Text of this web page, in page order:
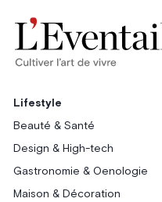
Lifestyle
Beauté & Santé
Design & High-tech
Gastronomie & Oenologie
Maison & Décoration